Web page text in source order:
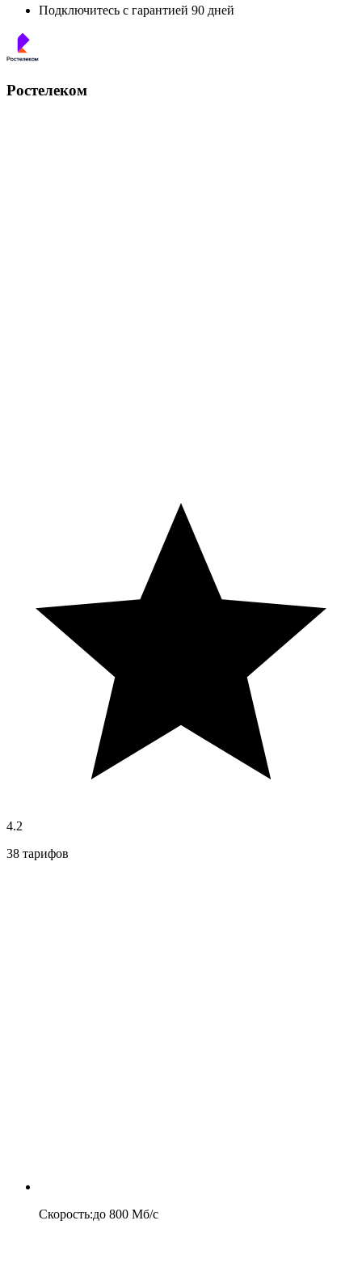
Подключитесь с гарантией 90 дней
Ростелеком
4.2
38 тарифов
Скорость:до 800 Мб/c